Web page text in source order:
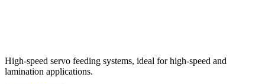
High-speed servo feeding systems, ideal for high-speed and
lamination applications.